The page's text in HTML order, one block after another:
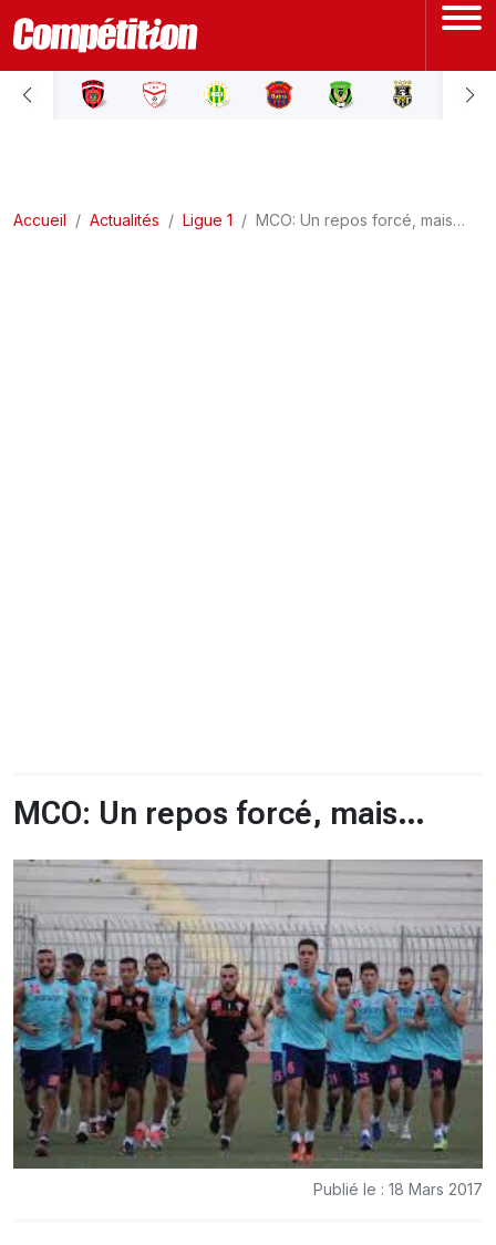
ACCUEIL
LIGUE 2
Accueil Actualités Ligue 1 MCO: Un repos forcé, mais…
MCO: Un repos forcé, mais…
Publié le : 18 Mars 2017